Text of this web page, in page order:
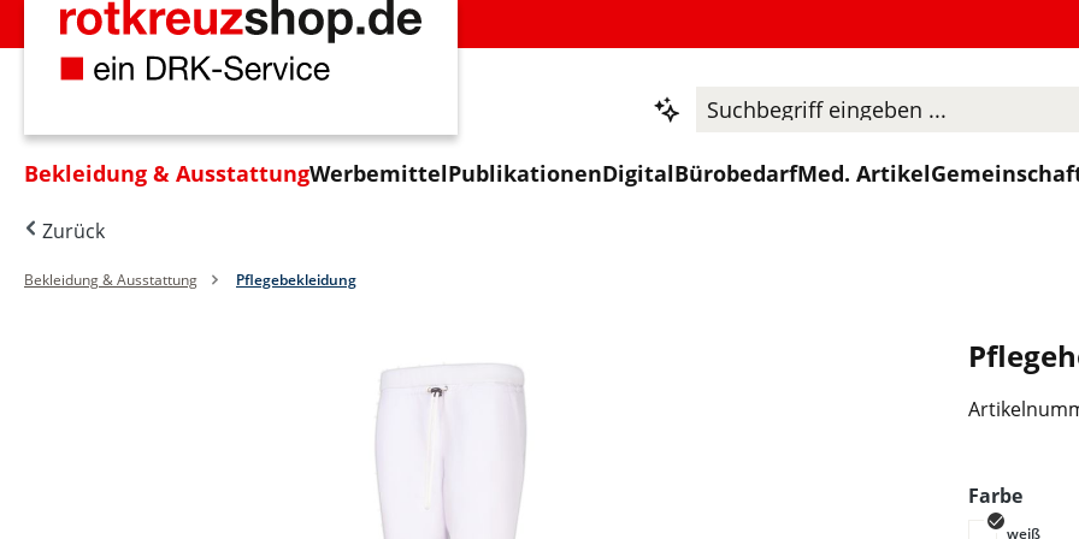
Hauptinhalt springen
Zur Suche springen
Zur Hauptnavigation springen
Bekleidung & AusstattungWerbemittelPublikationenDigitalBürobedarfMed. Artikel
Zurück
Bekleidung & Ausstattung Pflegebekleidung
Farbe
weiß